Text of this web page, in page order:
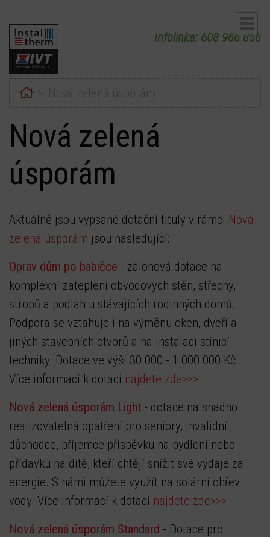
Infolinka: 608 966 856
Home
Nová zelená
úsporám
Aktuálně jsou vypsané dotační tituly v rámci Nová
zelená úsporám jsou následující:
Oprav dům po babičce - zálohová dotace na
komplexní zateplení obvodových stěn, střechy,
stropů a podlah u stávajících rodinných domů.
Podpora se vztahuje i na výměnu oken, dveří a
jiných stavebních otvorů a na instalaci stínicí
techniky. Dotace ve výši 30 000 - 1 000 000 Kč.
Více informací k dotaci najdete zde>>>
Nová zelená úsporám Light - dotace na snadno
realizovatelná opatření pro seniory, invalidní
důchodce, příjemce příspěvku na bydlení nebo
přídavku na dítě, kteří chtějí snížit své výdaje za
energie. S námi můžete využít na solární ohřev
vody. Více informací k dotaci najdete zde>>>
Nová zelená úsporám Standard - Dotace pro